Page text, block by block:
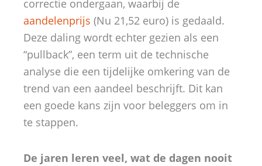
correctie ondergaan, waarbij de
aandelenprijs (Nu 21,52 euro) is gedaald.
Deze daling wordt echter gezien als een
“pullback”, een term uit de technische
analyse die een tijdelijke omkering van de
trend van een aandeel beschrijft. Dit kan
een goede kans zijn voor beleggers om in
te stappen.
De jaren leren veel, wat de dagen nooit